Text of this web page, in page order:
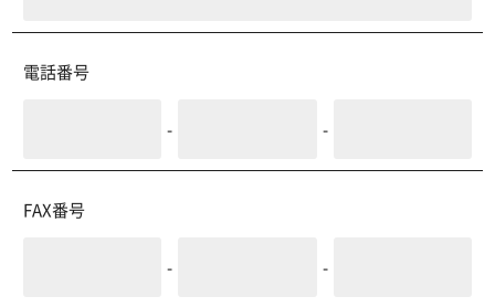
電話番号
- -
FAX番号
- -